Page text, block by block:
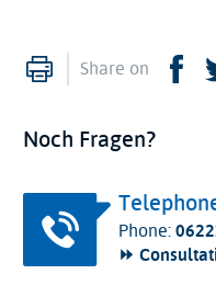
Print
Share on
Noch Fragen?
Phone:
⏩